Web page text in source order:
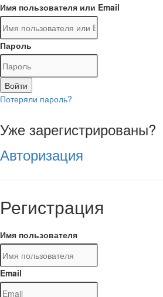
Имя пользователя или Email
Пароль
Войти
Потеряли пароль?
Уже зарегистрированы?
Авторизация
Регистрация
Имя пользователя
Email